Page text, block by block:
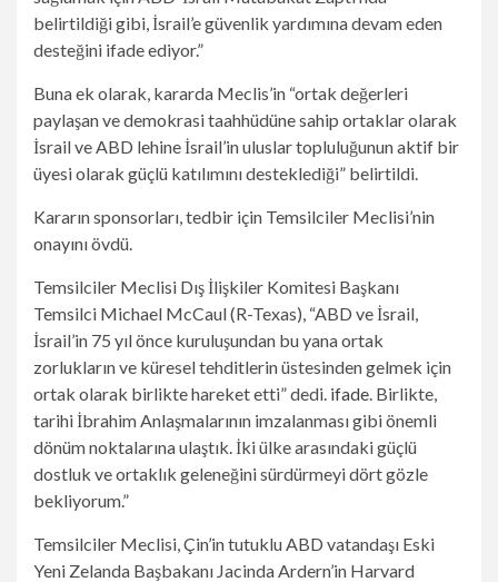
belirtildiği gibi, İsrail’e güvenlik yardımına devam eden
desteğini ifade ediyor.”
Buna ek olarak, kararda Meclis’in “ortak değerleri
paylaşan ve demokrasi taahhüdüne sahip ortaklar olarak
İsrail ve ABD lehine İsrail’in uluslar topluluğunun aktif bir
üyesi olarak güçlü katılımını desteklediği” belirtildi.
Kararın sponsorları, tedbir için Temsilciler Meclisi’nin
onayını övdü.
Temsilciler Meclisi Dış İlişkiler Komitesi Başkanı
Temsilci Michael McCaul (R-Texas), “ABD ve İsrail,
İsrail’in 75 yıl önce kuruluşundan bu yana ortak
zorlukların ve küresel tehditlerin üstesinden gelmek için
ortak olarak birlikte hareket etti” dedi. ifade. Birlikte,
tarihi İbrahim Anlaşmalarının imzalanması gibi önemli
dönüm noktalarına ulaştık. İki ülke arasındaki güçlü
dostluk ve ortaklık geleneğini sürdürmeyi dört gözle
bekliyorum.”
Temsilciler Meclisi, Çin’in tutuklu ABD vatandaşı Eski
Yeni Zelanda Başbakanı Jacinda Ardern’in Harvard